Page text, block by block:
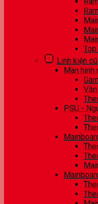
Linh kiện cũ
Màn hình
PSU -